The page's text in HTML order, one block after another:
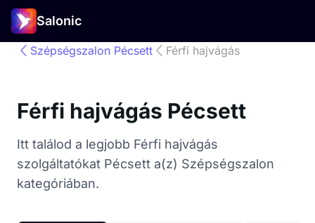
Salonic
Szépségszalon Pécsett Férfi hajvágás
Férfi hajvágás Pécsett
Itt találod a legjobb Férfi hajvágás
szolgáltatókat Pécsett a(z) Szépségszalon
kategóriában.